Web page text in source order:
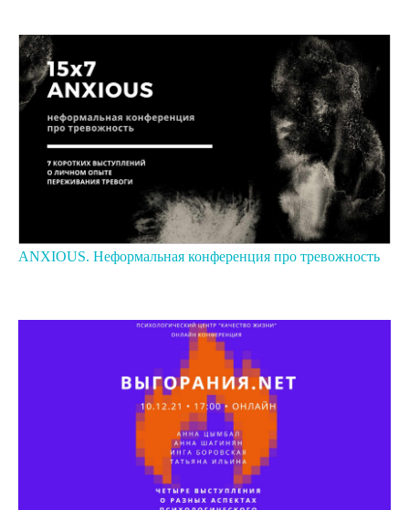
ANXIOUS. Неформальная конференция про тревожность